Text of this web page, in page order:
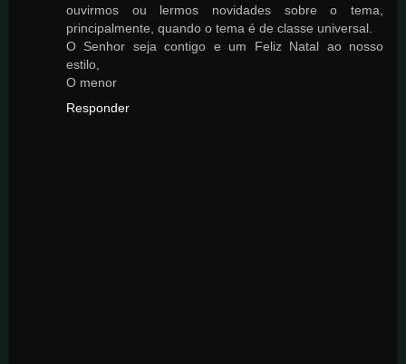
ouvirmos ou lermos novidades sobre o tema,
principalmente, quando o tema é de classe universal.
O Senhor seja contigo e um Feliz Natal ao nosso
estilo,
O menor
Responder